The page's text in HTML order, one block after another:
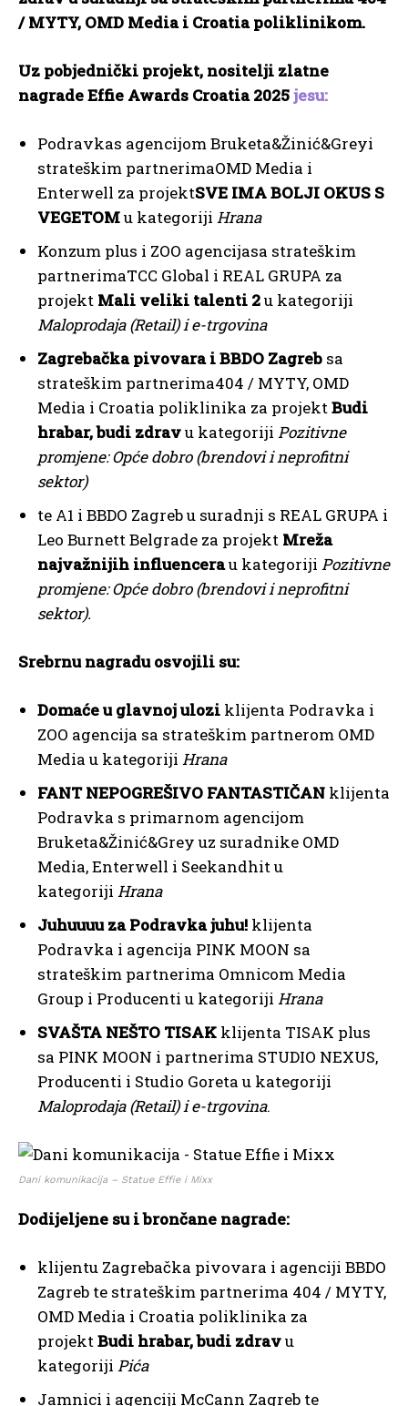
/ MYTY, OMD Media i Croatia poliklinikom.
Uz pobjednički projekt, nositelji zlatne
nagrade Effie Awards Croatia 2025jesu:
Podravkas agencijom Bruketa&Žinić&Greyi
strateškim partnerimaOMD Media i
Enterwell za projektSVE IMA BOLJI OKUS S
VEGETOMu kategoriji Hrana
Konzum plus i ZOO agencijasa strateškim
partnerimaTCC Global i REAL GRUPA za
projekt Mali veliki talenti 2u kategoriji
Maloprodaja (Retail) i e-trgovina
Zagrebačka pivovara i BBDO Zagreb sa
strateškim partnerima404 / MYTY, OMD
Media i Croatia poliklinika za projektBudi
hrabar, budi zdravu kategoriji Pozitivne
promjene: Opće dobro (brendovi i neprofitni
sektor)
te A1 i BBDO Zagreb u suradnji s REAL GRUPA i
Leo Burnett Belgrade za projekt Mreža
najvažnijih influencerau kategoriji Pozitivne
promjene: Opće dobro (brendovi i neprofitni
sektor).
Srebrnu nagradu osvojili su:
Domaće u glavnoj ulozi klijenta Podravka i
ZOO agencija sa strateškim partnerom OMD
Media u kategoriji Hrana
FANT NEPOGREŠIVO FANTASTIČAN klijenta
Podravka s primarnom agencijom
Bruketa&Žinić&Grey uz suradnike OMD
Media, Enterwell i Seekandhit u
kategoriji Hrana
Juhuuuu za Podravka juhu! klijenta
Podravka i agencija PINK MOON sa
strateškim partnerima Omnicom Media
Group i Producenti u kategoriji Hrana
SVAŠTA NEŠTO TISAK klijenta TISAK plus
sa PINK MOON i partnerima STUDIO NEXUS,
Producenti i Studio Goreta u kategoriji
Maloprodaja (Retail) i e-trgovina.
Dani komunikacija – Statue Effie i Mixx
Dodijeljene su i brončane nagrade:
klijentu Zagrebačka pivovara i agenciji BBDO
Zagreb te strateškim partnerima 404 / MYTY,
OMD Media i Croatia poliklinika za
projektBudi hrabar, budi zdravu
kategoriji Pića
Jamnici i agenciji McCann Zagreb te